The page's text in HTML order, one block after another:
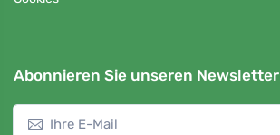
Abonnieren Sie unseren Newsletter